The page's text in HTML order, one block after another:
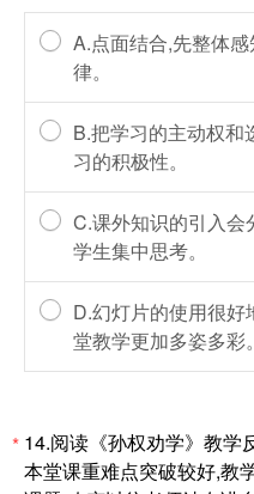
A.点面结合,先整体
律。
B.把学习的主动权和
习的积极性。
C.课外知识的引入
学生集中思考。
D.幻灯片的使用很
堂教学更加多姿多彩。
* 14.阅读《孙权劝学》教学
本堂课重难点突破较好,教